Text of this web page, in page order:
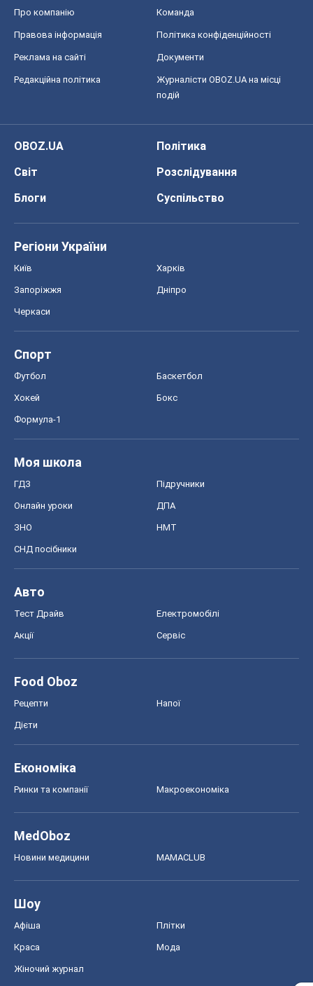
Про компанію Команда
Правова інформація Політика конфіденційності
Реклама на сайті Документи
Редакційна політика
Журналісти OBOZ.UA на місці
подій
OBOZ.UA
Політика
Світ
Розслідування
Блоги
Суспільство
Регіони України
Київ Харків
Запоріжжя Дніпро
Черкаси
Спорт
Футбол Баскетбол
Хокей Бокс
Формула-1
Моя школа
ГДЗ Підручники
Онлайн уроки ДПА
ЗНО НМТ
СНД посібники
Авто
Тест Драйв Електромобілі
Акції Сервіс
Food Oboz
Рецепти Напої
Дієти
Економіка
Ринки та компанії Макроекономіка
MedOboz
Новини медицини MAMACLUB
Шоу
Афіша Плітки
Краса Мода
Жіночий журнал